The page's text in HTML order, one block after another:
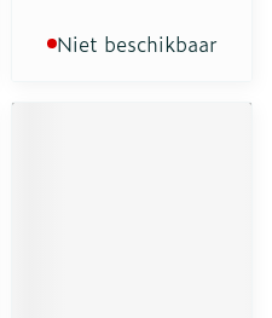
Niet beschikbaar